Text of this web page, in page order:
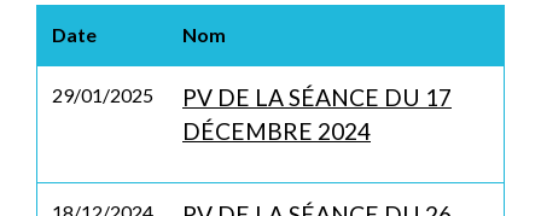
Date Nom
29/01/2025
PV DE LA SÉANCE DU 17
DÉCEMBRE 2024